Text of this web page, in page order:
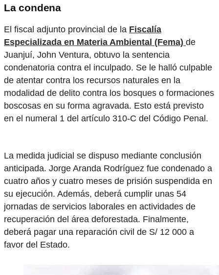
La condena
El fiscal adjunto provincial de la Fiscalía
Especializada en Materia Ambiental (Fema) de
Juanjuí, John Ventura, obtuvo la sentencia
condenatoria contra el inculpado. Se le halló culpable
de atentar contra los recursos naturales en la
modalidad de delito contra los bosques o formaciones
boscosas en su forma agravada. Esto está previsto
en el numeral 1 del artículo 310-C del Código Penal.
La medida judicial se dispuso mediante conclusión
anticipada. Jorge Aranda Rodríguez fue condenado a
cuatro años y cuatro meses de prisión suspendida en
su ejecución. Además, deberá cumplir unas 54
jornadas de servicios laborales en actividades de
recuperación del área deforestada. Finalmente,
deberá pagar una reparación civil de S/ 12 000 a
favor del Estado.